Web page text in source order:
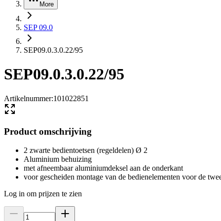
More
SEP 09.0
SEP09.0.3.0.22/95
SEP09.0.3.0.22/95
Artikelnummer:101022851
Product omschrijving
2 zwarte bedientoetsen (regeldelen) Ø 2
Aluminium behuizing
met afneembaar aluminiumdeksel aan de onderkant
voor gescheiden montage van de bedienelementen voor de
Log in om prijzen te zien